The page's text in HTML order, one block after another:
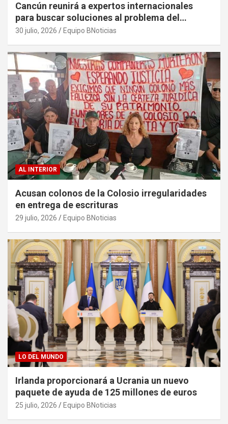
Cancún reunirá a expertos internacionales
para buscar soluciones al problema del
sargazo
30 julio, 2026 Equipo BNoticias
AL INTERIOR
Acusan colonos de la Colosio irregularidades
en entrega de escrituras
29 julio, 2026 Equipo BNoticias
LO DEL MUNDO
Irlanda proporcionará a Ucrania un nuevo
paquete de ayuda de 125 millones de euros
25 julio, 2026 Equipo BNoticias